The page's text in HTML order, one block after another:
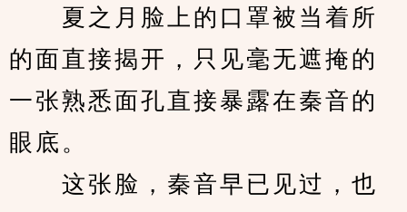
夏之月脸上的口罩被当着所
的面直接揭开，只见毫无遮掩的
一张熟悉面孔直接暴露在秦音的
眼底。
这张脸，秦音早已见过，也